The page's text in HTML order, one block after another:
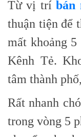
Từ vị tríbán
thuận tiện để
mất khoảng 5
Kênh Tẻ.
tâm thành
Rất nhanh
trong vòng 5